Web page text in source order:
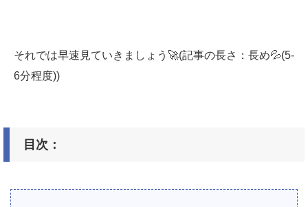
それでは早速見ていきましょう🚀(記事の長さ：長め💦(5-
6分程度))
目次：